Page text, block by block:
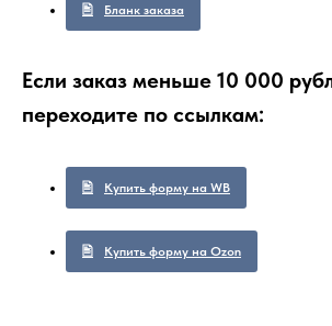
Бланк заказа
Если заказ меньше 10 000
переходите по ссылкам:
Купить форму на WB
Купить форму на Ozon